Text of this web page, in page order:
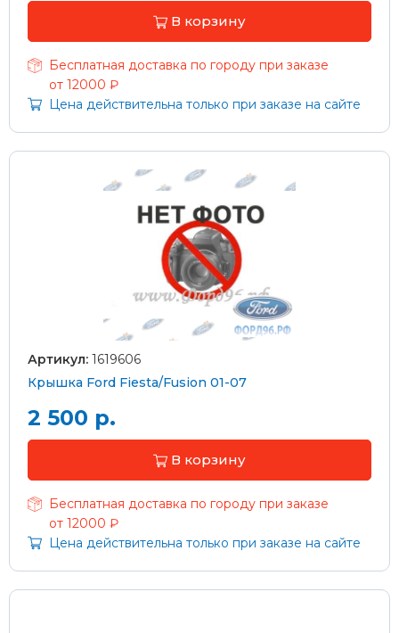
В корзину
Бесплатная доставка по городу при заказе
от 12000 ₽
Цена действительна только при заказе на сайте
Артикул: 1619606
Крышка Ford Fiesta/Fusion 01-07
2 500 р.
В корзину
Бесплатная доставка по городу при заказе
от 12000 ₽
Цена действительна только при заказе на сайте